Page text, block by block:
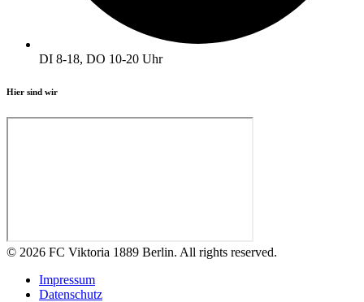
DI 8-18, DO 10-20 Uhr
Hier sind wir
© 2026 FC Viktoria 1889 Berlin. All rights reserved.
Impressum
Datenschutz